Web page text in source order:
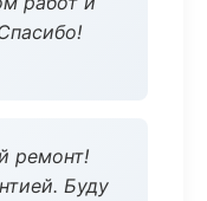
ремонт!
Буду